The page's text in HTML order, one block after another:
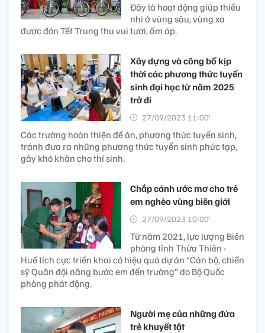
Đây là hoạt động giúp thiếu
nhi ở vùng sâu, vùng xa
được đón Tết Trung thu vui tươi, ấm áp.
Xây dựng và công bố kịp
thời các phương thức tuyển
sinh đại học từ năm 2025
trở đi
27/09/2023 11:00’
Các trường hoàn thiện đề án, phương thức tuyển sinh,
tránh đưa ra những phương thức tuyển sinh phức tạp,
gây khó khăn cho thí sinh.
Chắp cánh ước mơ cho trẻ
em nghèo vùng biên giới
27/09/2023 10:00’
Từ năm 2021, lực lượng Biên
phòng tỉnh Thừa Thiên -
Huế tích cực triển khai có hiệu quả dự án “Cán bộ, chiến
sỹ Quân đội nâng bước em đến trường” do Bộ Quốc
phòng phát động.
Người mẹ của những đứa
trẻ khuyết tật